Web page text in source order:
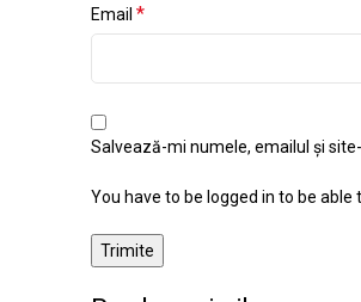
Email *
Salvează-mi numele, emailul și
You have to be logged in to be able